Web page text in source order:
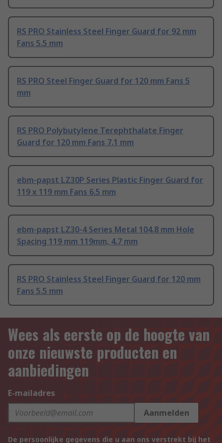
RS PRO Stainless Steel Finger Guard for 92 mm
Fans 5.5 mm
RS PRO Steel Finger Guard for 120 mm Fans 5
mm
RS PRO Polybutylene Terephthalate Finger
Guard for 120 mm Fans 7.1 mm
ebm-papst LZ30P Series Plastic Finger Guard for
119 x 119 mm Fans 6.5 mm
ebm-papst LZ30-4 Series Metal 104.8 mm Hole
Spacing 119 mm 119mm, 4.7 mm
RS PRO Stainless Steel Finger Guard for 120 mm
Fans 5.5 mm
Wees als eerste op de hoogte van
onze nieuwste producten en
aanbiedingen
E-mailadres
Aanmelden
De persoonlijke gegevens die u aan ons verstrekt bij het